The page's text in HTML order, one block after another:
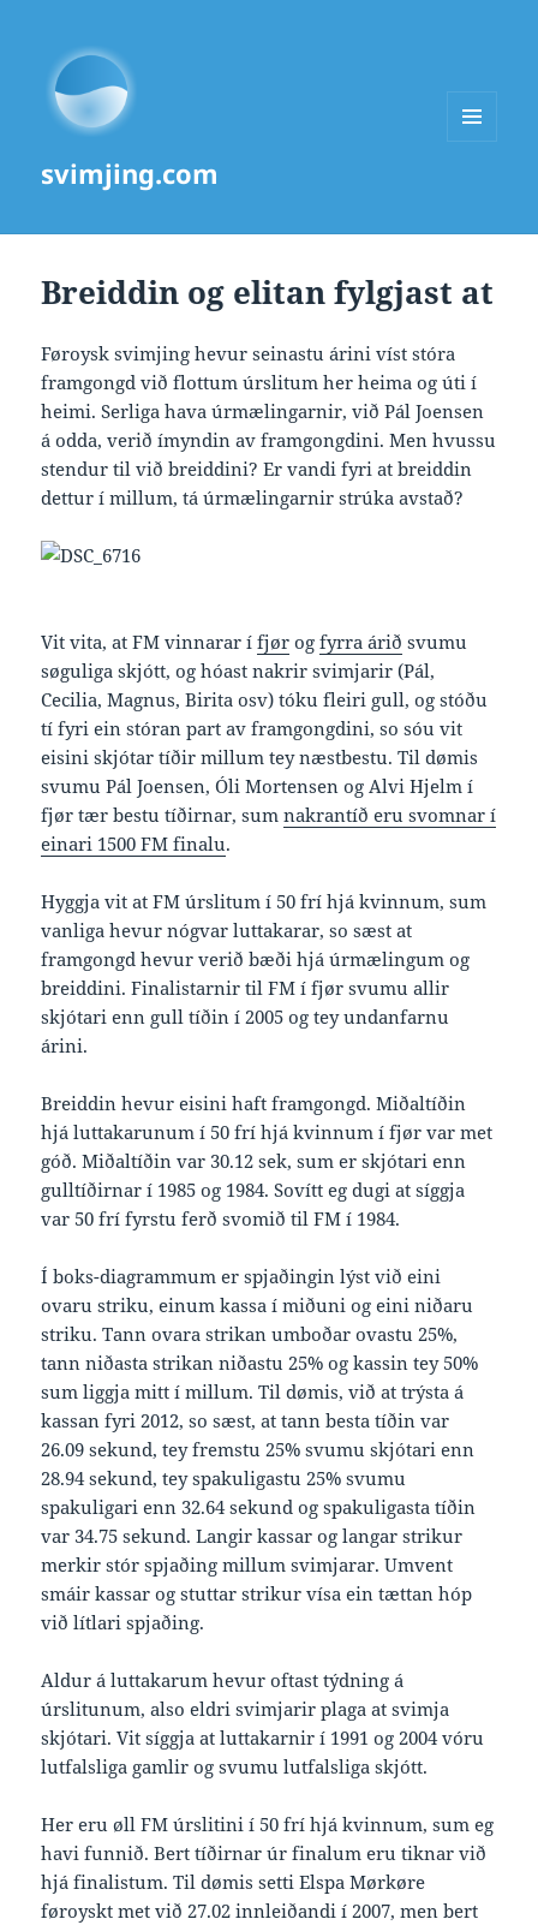
svimjing.com
Breiddin og elitan fylgjast at
Føroysk svimjing hevur seinastu árini víst stóra
framgongd við flottum úrslitum her heima og úti í
heimi. Serliga hava úrmælingarnir, við Pál Joensen
á odda, verið ímyndin av framgongdini. Men hvussu
stendur til við breiddini? Er vandi fyri at breiddin
dettur í millum, tá úrmælingarnir strúka avstað?
Vit vita, at FM vinnarar ífjør ogfyrra árið svumu
søguliga skjótt, og hóast nakrir svimjarir (Pál,
Cecilia, Magnus, Birita osv) tóku fleiri gull, og stóðu
tí fyri ein stóran part av framgongdini, so sóu vit
eisini skjótar tíðir millum tey næstbestu. Til dømis
svumu Pál Joensen, Óli Mortensen og Alvi Hjelm í
fjør tær bestu tíðirnar, sumnakrantíð eru svomnar í
einari 1500 FM finalu.
Hyggja vit at FM úrslitum í 50 frí hjá kvinnum, sum
vanliga hevur nógvar luttakarar, so sæst at
framgongd hevur verið bæði hjá úrmælingum og
breiddini. Finalistarnir til FM í fjør svumu allir
skjótari enn gull tíðin í 2005 og tey undanfarnu
árini.
Breiddin hevur eisini haft framgongd. Miðaltíðin
hjá luttakarunum í 50 frí hjá kvinnum í fjør var met
góð. Miðaltíðin var 30.12 sek, sum er skjótari enn
gulltíðirnar í 1985 og 1984. Sovítt eg dugi at síggja
var 50 frí fyrstu ferð svomið til FM í 1984.
Í boks-diagrammum er spjaðingin lýst við eini
ovaru striku, einum kassa í miðuni og eini niðaru
striku. Tann ovara strikan umboðar ovastu 25%,
tann niðasta strikan niðastu 25% og kassin tey 50%
sum liggja mitt í millum. Til dømis, við at trýsta á
kassan fyri 2012, so sæst, at tann besta tíðin var
26.09 sekund, tey fremstu 25% svumu skjótari enn
28.94 sekund, tey spakuligastu 25% svumu
spakuligari enn 32.64 sekund og spakuligasta tíðin
var 34.75 sekund. Langir kassar og langar strikur
merkir stór spjaðing millum svimjarar. Umvent
smáir kassar og stuttar strikur vísa ein tættan hóp
við lítlari spjaðing.
Aldur á luttakarum hevur oftast týdning á
úrslitunum, also eldri svimjarir plaga at svimja
skjótari. Vit síggja at luttakarnir í 1991 og 2004 vóru
lutfalsliga gamlir og svumu lutfalsliga skjótt.
Her eru øll FM úrslitini í 50 frí hjá kvinnum, sum eg
havi funnið. Bert tíðirnar úr finalum eru tiknar við
hjá finalistum. Til dømis setti Elspa Mørkøre
føroyskt met við 27.02 innleiðandi í 2007, men bert